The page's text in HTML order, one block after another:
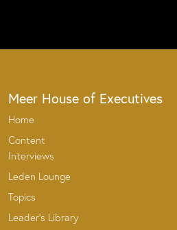
Meer House of Executives
Home
Content
Interviews
Leden Lounge
Topics
Leader’s Library